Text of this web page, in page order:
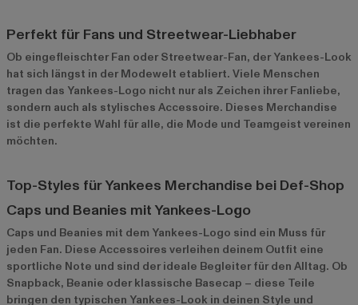
Perfekt für Fans und Streetwear-Liebhaber
Ob eingefleischter Fan oder Streetwear-Fan, der Yankees-Look
hat sich längst in der Modewelt etabliert. Viele Menschen
tragen das Yankees-Logo nicht nur als Zeichen ihrer Fanliebe,
sondern auch als stylisches Accessoire. Dieses Merchandise
ist die perfekte Wahl für alle, die Mode und Teamgeist vereinen
möchten.
Top-Styles für Yankees Merchandise bei Def-Shop
Caps und Beanies mit Yankees-Logo
Caps und Beanies mit dem Yankees-Logo sind ein Muss für
jeden Fan. Diese Accessoires verleihen deinem Outfit eine
sportliche Note und sind der ideale Begleiter für den Alltag. Ob
Snapback, Beanie oder klassische Basecap – diese Teile
bringen den typischen Yankees-Look in deinen Style und